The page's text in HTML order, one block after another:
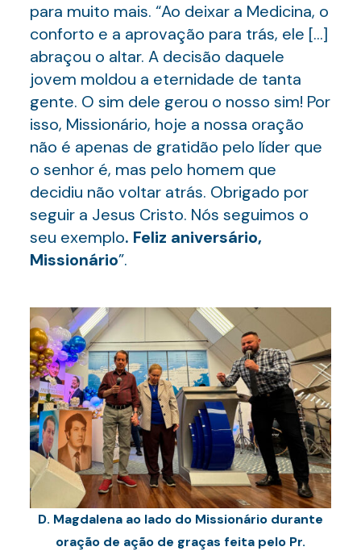
para muito mais. “Ao deixar a Medicina, o
conforto e a aprovação para trás, ele […]
abraçou o altar. A decisão daquele
jovem moldou a eternidade de tanta
gente. O sim dele gerou o nosso sim! Por
isso, Missionário, hoje a nossa oração
não é apenas de gratidão pelo líder que
o senhor é, mas pelo homem que
decidiu não voltar atrás. Obrigado por
seguir a Jesus Cristo. Nós seguimos o
seu exemplo. Feliz aniversário,
Missionário”.
D. Magdalena ao lado do Missionário durante
oração de ação de graças feita pelo Pr.